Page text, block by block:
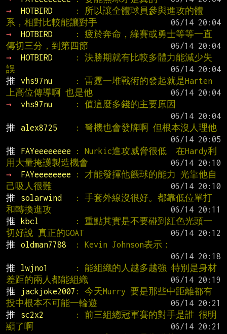
→
HOTBIRD
: 所以讓全體球員參與進攻的體
系，相對比較能讓對手
→
HOTBIRD
: 疲於奔命，綠賽或勇士等等一直
傳切三分，到第四節
→
HOTBIRD
: 決勝期就有比較多體力能減少失
誤
推
vhs97nu
: 雷霆一堆戰術的發起就是Harten
上高位傳導啊 也是他
→
vhs97nu
: 值這麼多錢的主要原因
推
alex8725
: 弩機也會發牌啊 但根本沒人理他
推
FAYeeeeeeee
: Nurkic進攻威脅很低  在Hardy利
用大量掩護製造機會
→
FAYeeeeeeee
: 才能發揮他餵球的能力 光靠他自
己吸人很難
推
solarwind
: 手套外線沒很好。都靠低位單打
和轉換進攻
推
kbcl
: 重點其實是不要碰到紅色光頭一
切好說 真正的GOAT
推
oldman7788
: Kevin Johnson表示：
推
lwjno1
: 能組織的人越多越強 特別是身材
差距的兩人都能組織
推
jackjoke2007 : 今天Murry 要是那些中距離都有
投中根本不可能一輪遊
推
sc2x2
: 前三組總冠軍賽的對手是誰 很明
顯了啊